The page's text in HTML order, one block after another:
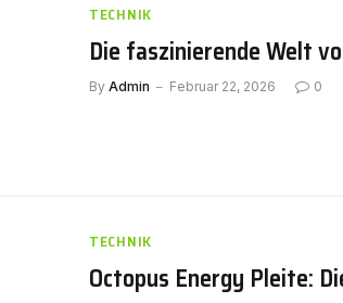
TECHNIK
Die faszinierende Welt
By Admin Februar 22, 2026 0
TECHNIK
Octopus Energy Pleite: